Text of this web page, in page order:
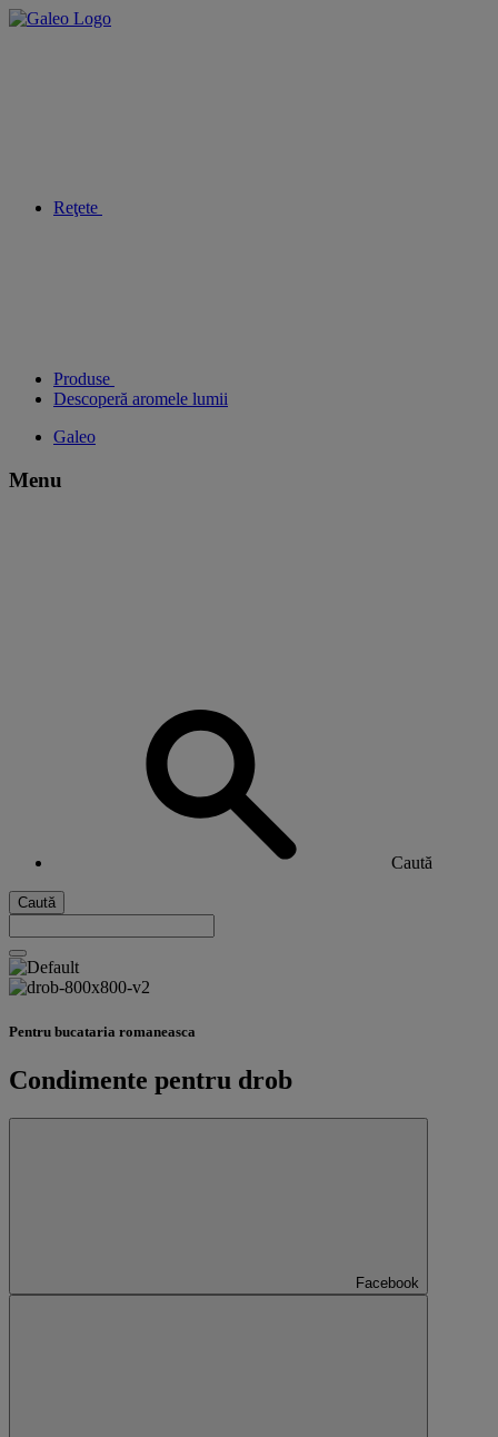
Reţete
Produse
Descoperă aromele lumii
Galeo
Menu
Caută
Caută
Pentru bucataria romaneasca
Condimente pentru drob
Facebook